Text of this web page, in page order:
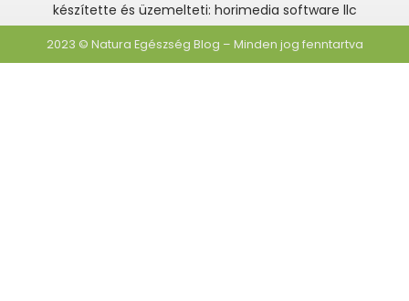
készítette és üzemelteti: horimedia software llc
2023 © Natura Egészség Blog – Minden jog fenntartva